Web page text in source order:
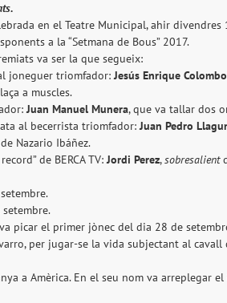
en el Teatre Municipal, ahir
a la “Setmana de Bous” 2017.
va ser la que segueix:
joneguer triomfador:Jesús Enrique Colombo
a muscles.
Juan Manuel Munera, que va tallar dos
al becerrista triomfador:Juan Pedro
Nazario Ibáñez.
de BERCA TV:Jordi Perez,sobresalient
picar el primer jònec del dia 28 de
per jugar-se la vida subjectant al
a Amèrica. En el seu nom va arreplegar